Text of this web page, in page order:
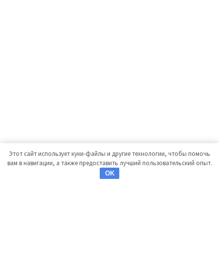
Этот сайт использует куки-файлы и другие технологии, чтобы помочь
вам в навигации, а также предоставить лучший пользовательский опыт.
OK